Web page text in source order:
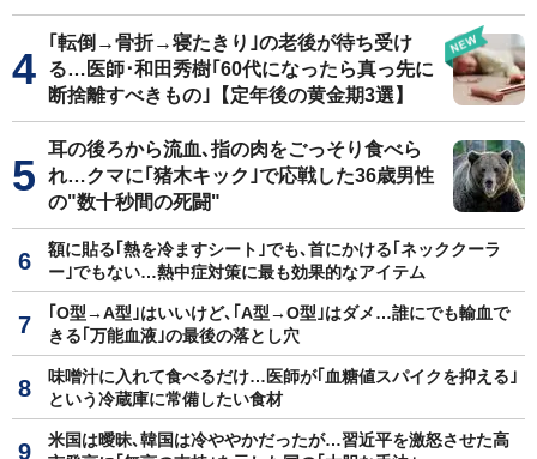
｢転倒→骨折→寝たきり｣の老後が待ち受け
る…医師･和田秀樹｢60代になったら真っ先に
断捨離すべきもの｣【定年後の黄金期3選】
耳の後ろから流血､指の肉をごっそり食べら
れ…クマに｢猪木キック｣で応戦した36歳男性
の"数十秒間の死闘"
額に貼る｢熱を冷ますシート｣でも､首にかける｢ネッククーラ
ー｣でもない…熱中症対策に最も効果的なアイテム
｢O型→A型｣はいいけど､｢A型→O型｣はダメ…誰にでも輸血で
きる｢万能血液｣の最後の落とし穴
味噌汁に入れて食べるだけ…医師が｢血糖値スパイクを抑える｣
という冷蔵庫に常備したい食材
米国は曖昧､韓国は冷ややかだったが…習近平を激怒させた高